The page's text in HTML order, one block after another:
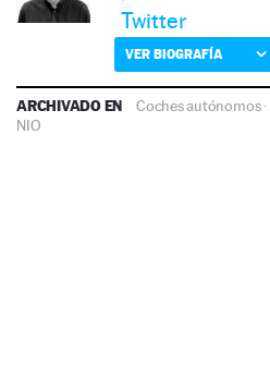
Twitter
VER BIOGRAFÍA
ARCHIVADO EN Coches autónomos·
NIO